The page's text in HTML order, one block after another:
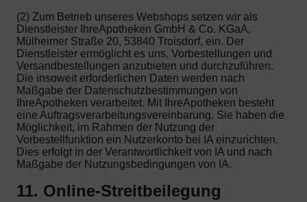
(2) Zum Betrieb unseres Webshops setzen wir als
Dienstleister IhreApotheken GmbH & Co. KGaA,
Mülheimer Straße 20, 53840 Troisdorf, ein. Der
Dienstleister ermöglicht es uns, Vorbestellungen und
Versandbestellungen anzubieten und durchzuführen.
Die insoweit erforderlichen Daten werden nach
Maßgabe der Datenschutzbestimmungen von
IhreApotheken verarbeitet. Mit IhreApotheken besteht
eine Auftragsverarbeitungsvereinbarung. Sie haben die
Möglichkeit, im Rahmen der Nutzung der
Vorbestellfunktion ein Nutzerkonto bei IA einzurichten.
Dies erfolgt in der Verantwortlichkeit von IA und nach
Maßgabe der Nutzungsbedingungen von IA.
11. Online-Streitbeilegung